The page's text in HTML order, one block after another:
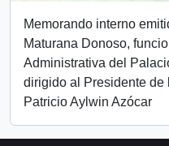
Memorando interno
Maturana Donoso,
Administrativa del
dirigido al Presidente de
Patricio Aylwin Azócar